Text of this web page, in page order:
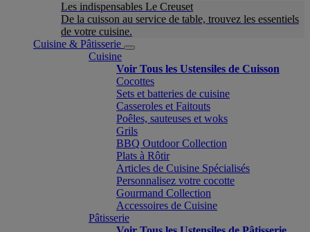
Les indispensables Le Creuset
De la cuisson au service de table, trouvez les essentiels
de votre cuisine.
Cuisine & Pâtisserie
Cuisine
Voir Tous les Ustensiles de Cuisson
Cocottes
Sets et batteries de cuisine
Casseroles et Faitouts
Poêles, sauteuses et woks
Grils
BBQ Outdoor Collection
Plats à Rôtir
Articles de Cuisine Spécialisés
Personnalisez votre cocotte
Gourmand Collection
Accessoires de Cuisine
Pâtisserie